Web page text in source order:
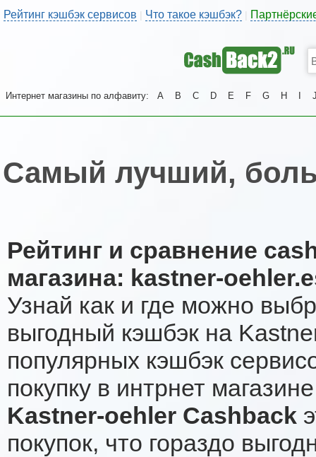
Рейтинг кэшбэк сервисов | Что такое кэшбэк?
Интернет магазины по алфавиту: A B C D E F G H
Самый лучший,
Рейтинг и сравнение
магазина: kastner-
Узнай как и где можно
выгодный кэшбэк на
популярных кэшбэк
покупку в интрнет
Kastner-oehler Cashback
покупок, что гораздо